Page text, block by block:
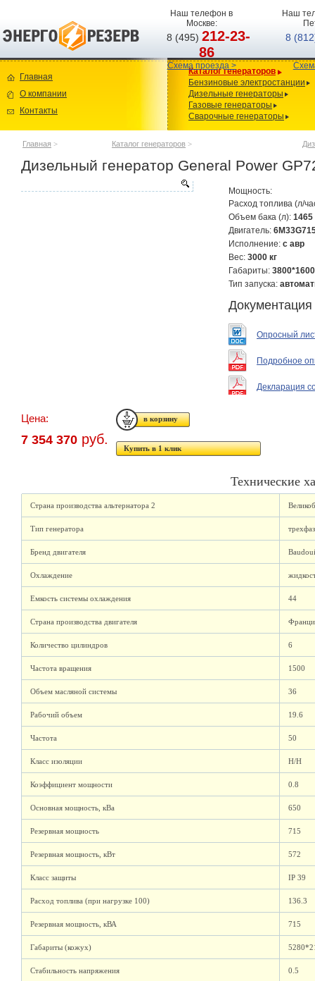
Наш телефон в
Москве:
8 (495)212-23-
86
Схема проезда >
Наш
8
Главная
О компании
Контакты
Каталог генераторов
Бензиновые электростанции
Дизельные генераторы
Газовые генераторы
Сварочные генераторы
Главная > Каталог генераторов >
Дизельный генератор General Power
Мощность:
Расход топлива (л/
Объем бака (л): 1465
Двигатель:
Исполнение: с авр
Вес: 3000 кг
Габариты:
Тип запуска:
Документация
Опросный
Подробное
Декларация
Цена:
7 354 370 руб.
Купить в 1 клик
Технические
Страна производства альтернатора 2
Тип генератора
Бренд двигателя
Охлаждение
Емкость системы охлаждения 44
Страна производства двигателя
Количество цилиндров 6
Частота вращения 1500
Объем масляной системы 36
Рабочий объем 19.6
Частота 50
Класс изоляции H/H
Коэффициент мощности 0.8
Основная мощность, кВа 650
Резервная мощность 715
Резервная мощность, кВт 572
Класс защиты IP 39
Расход топлива (при нагрузке 100) 136.3
Резервная мощность, кВА 715
Габариты (кожух)
Стабильность напряжения 0.5